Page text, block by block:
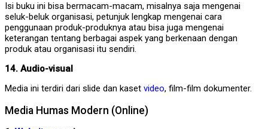
Isi buku ini bisa bermacam-macam, misalnya saja mengenai
seluk-beluk organisasi, petunjuk lengkap mengenai cara
penggunaan produk-produknya atau bisa juga mengenai
keterangan tentang berbagai aspek yang berkenaan dengan
produk atau organisasi itu sendiri.
14. Audio-visual
Media ini terdiri dari slide dan kaset video, film-film dokumenter.
Media Humas Modern (Online)